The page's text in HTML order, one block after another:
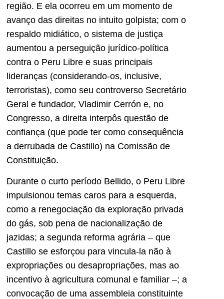
região. E ela ocorreu em um momento de
avanço das direitas no intuito golpista; com o
respaldo midiático, o sistema de justiça
aumentou a perseguição jurídico-política
contra o Peru Libre e suas principais
lideranças (considerando-os, inclusive,
terroristas), como seu controverso Secretário
Geral e fundador, Vladimir Cerrón e, no
Congresso, a direita interpôs questão de
confiança (que pode ter como consequência
a derrubada de Castillo) na Comissão de
Constituição.
Durante o curto período Bellido, o Peru Libre
impulsionou temas caros para a esquerda,
como a renegociação da exploração privada
do gás, sob pena de nacionalização de
jazidas; a segunda reforma agrária – que
Castillo se esforçou para vincula-la não à
expropriações ou desapropriações, mas ao
incentivo à agricultura comunal e familiar –; a
convocação de uma assembleia constituinte